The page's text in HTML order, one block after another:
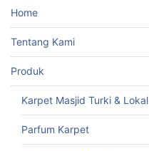
Home
Tentang Kami
Produk
Karpet Masjid Turki & Lokal
Parfum Karpet